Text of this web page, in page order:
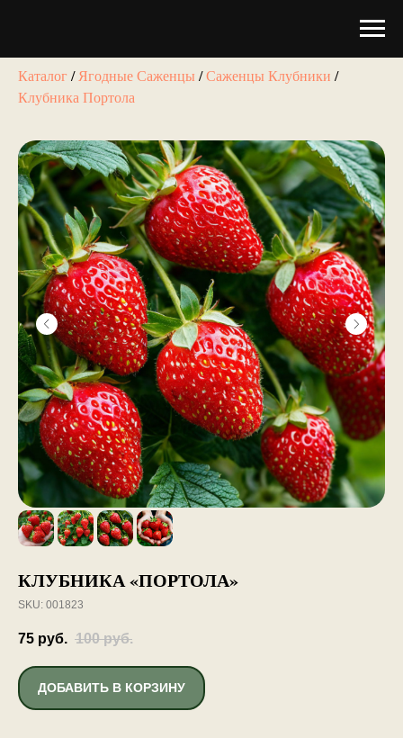
Каталог /Ягодные Саженцы /Саженцы Клубники /
Клубника Портола
КЛУБНИКА «ПОРТОЛА»
SKU: 001823
75 руб. 100 руб.
ДОБАВИТЬ В КОРЗИНУ